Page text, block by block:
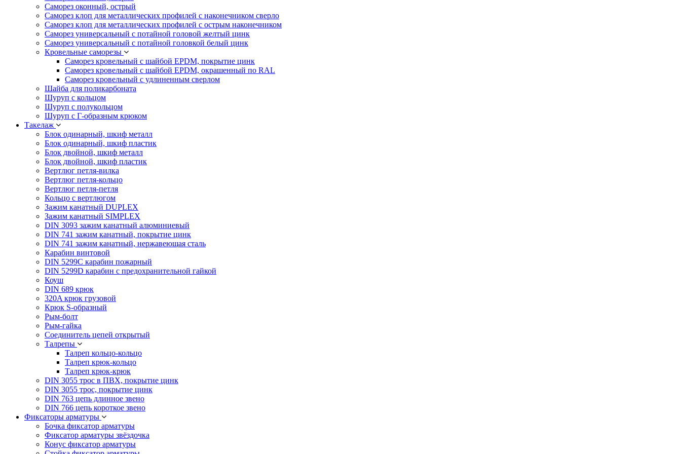
Саморез оконный, острый
Саморез клоп для металлических профилей с наконечником сверло
Саморез клоп для металлических профилей с острым наконечником
Саморез универсальный с потайной головой желтый цинк
Саморез универсальный с потайной головкой белый цинк
Кровельные саморезы
Саморез кровельный с шайбой EPDM, покрытие цинк
Саморез кровельный с шайбой EPDM, окрашенный по RAL
Саморез кровельный с удлиненным сверлом
Шайба для поликарбоната
Шуруп с кольцом
Шуруп с полукольцом
Шуруп с Г-образным крюком
Такелаж
Блок одинарный, шкиф металл
Блок одинарный, шкиф пластик
Блок двойной, шкиф металл
Блок двойной, шкиф пластик
Вертлюг петля-вилка
Вертлюг петля-кольцо
Вертлюг петля-петля
Кольцо с вертлюгом
Зажим канатный DUPLEX
Зажим канатный SIMPLEX
DIN 3093 зажим канатный алюминиевый
DIN 741 зажим канатный, покрытие цинк
DIN 741 зажим канатный, нержавеющая сталь
Карабин винтовой
DIN 5299C карабин пожарный
DIN 5299D карабин с предохранительной гайкой
Коуш
DIN 689 крюк
320A крюк грузовой
Крюк S-образный
Рым-болт
Рым-гайка
Соединитель цепей открытый
Талрепы
Талреп кольцо-кольцо
Талреп крюк-кольцо
Талреп крюк-крюк
DIN 3055 трос в ПВХ, покрытие цинк
DIN 3055 трос, покрытие цинк
DIN 763 цепь длинное звено
DIN 766 цепь короткое звено
Фиксаторы арматуры
Бочка фиксатор арматуры
Фиксатор арматуры звёздочка
Конус фиксатор арматуры